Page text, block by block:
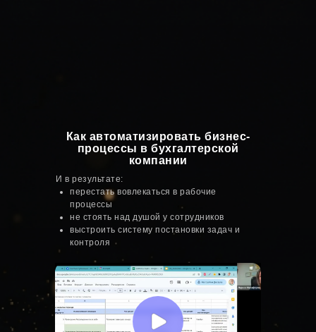
Как автоматизировать бизнес-
процессы в бухгалтерской
компании
И в результате:
перестать вовлекаться в рабочие
процессы
не стоять над душой у сотрудников
выстроить систему постановки задач и
контроля